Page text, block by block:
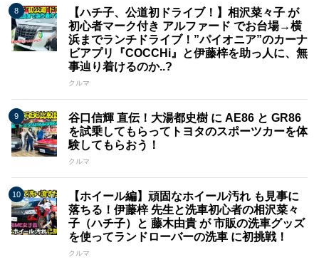
【ハチ子、公道初ドライブ！】相沢菜々子 が
初心者マーク付き アルファード でお台場→横
浜までランチドライブ！”パイオニア”のカーナ
ビアプリ『COCCHi』と伊藤梓を助っ人に、無
事辿り着けるのか..?
クルマ
谷口信輝 直伝！大湯都史樹 に AE86 と GR86
を試乗してもらってトヨタのスポーツカーを体
験してもらおう！
クルマ
【ホイール編】頑固なホイール汚れ も見事に
落ちる！伊藤梓 先生と洗車初心者の相沢菜々
子（ハチ子）と 藤木由貴 が 市販の洗車グッズ
を使ってランドローバーの洗車 に初挑戦！
クルマ